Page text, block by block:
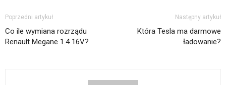
Poprzedni artykuł
Co ile wymiana rozrządu
Renault Megane 1.4 16V?
Następny artykuł
Która Tesla ma darmowe
ładowanie?